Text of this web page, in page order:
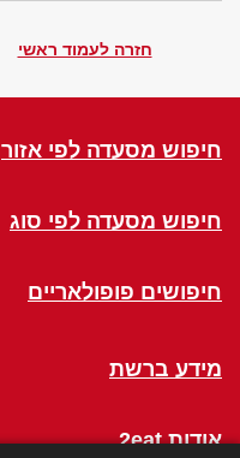
חזרה לעמוד ראשי
חיפוש מסעדה לפי אזור
חיפוש מסעדה לפי סוג
חיפושים פופולאריים
מידע ברשת
אודות 2eat